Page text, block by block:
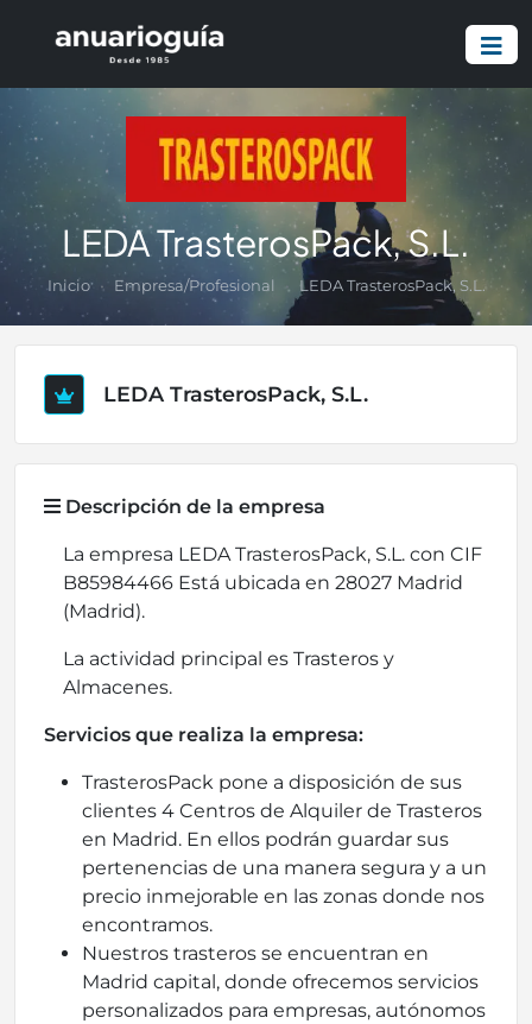
LEDA TrasterosPack, S.L.
Inicio Empresa/Profesional LEDA TrasterosPack, S.L.
LEDA TrasterosPack, S.L.
Descripción de la empresa
La empresa LEDA TrasterosPack, S.L. con CIF
B85984466 Está ubicada en 28027 Madrid
(Madrid).
La actividad principal es Trasteros y
Almacenes.
Servicios que realiza la empresa:
TrasterosPack pone a disposición de sus
clientes 4 Centros de Alquiler de Trasteros
en Madrid. En ellos podrán guardar sus
pertenencias de una manera segura y a un
precio inmejorable en las zonas donde nos
encontramos.
Nuestros trasteros se encuentran en
Madrid capital, donde ofrecemos servicios
personalizados para empresas, autónomos